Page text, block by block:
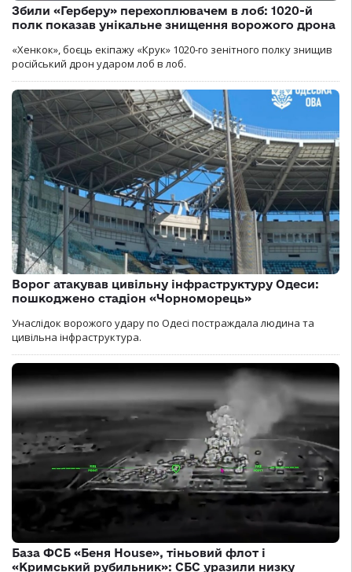
Збили «Герберу» перехоплювачем в лоб: 1020-й
полк показав унікальне знищення ворожого дрона
«Хенкок», боєць екіпажу «Крук» 1020-го зенітного полку знищив
російський дрон ударом лоб в лоб.
Ворог атакував цивільну інфраструктуру Одеси:
пошкоджено стадіон «Чорноморець»
Унаслідок ворожого удару по Одесі постраждала людина та
цивільна інфраструктура.
База ФСБ «Беня House», тіньовий флот і
«Кримський рубильник»: СБС уразили низку